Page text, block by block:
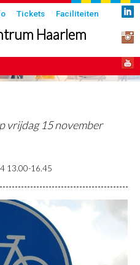
Tickets
Faciliteiten
Haarlem
vrijdag 15 november
13.00-16.45